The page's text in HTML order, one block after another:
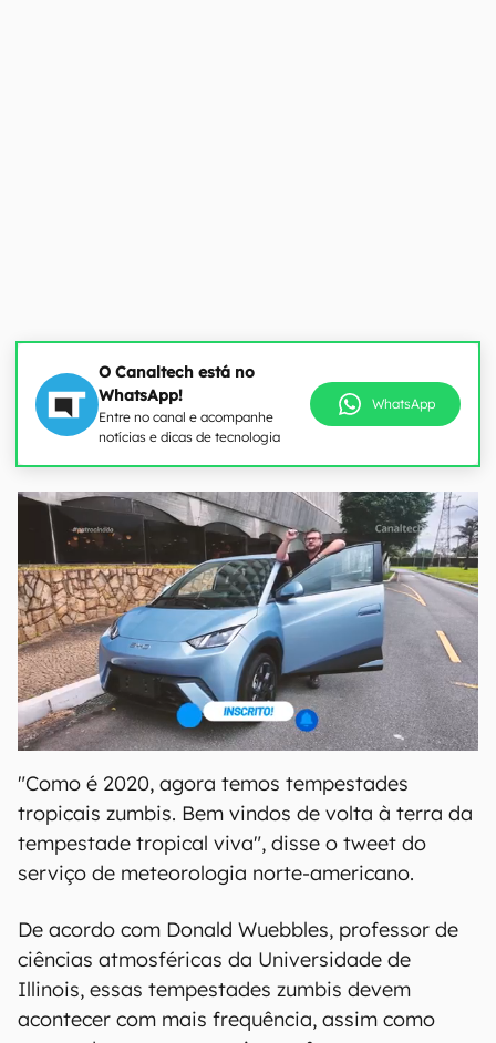
O Canaltech está no
WhatsApp!
Entre no canal e acompanhe
notícias e dicas de tecnologia
WhatsApp
"Como é 2020, agora temos tempestades
tropicais zumbis. Bem vindos de volta à terra da
tempestade tropical viva", disse o tweet do
serviço de meteorologia norte-americano.
De acordo com Donald Wuebbles, professor de
ciências atmosféricas da Universidade de
Illinois, essas tempestades zumbis devem
acontecer com mais frequência, assim como